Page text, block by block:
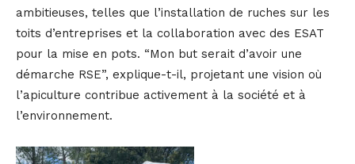
ambitieuses, telles que l’installation de ruches sur les
toits d’entreprises et la collaboration avec des ESAT
pour la mise en pots. “Mon but serait d’avoir une
démarche RSE”, explique-t-il, projetant une vision où
l’apiculture contribue activement à la société et à
l’environnement.